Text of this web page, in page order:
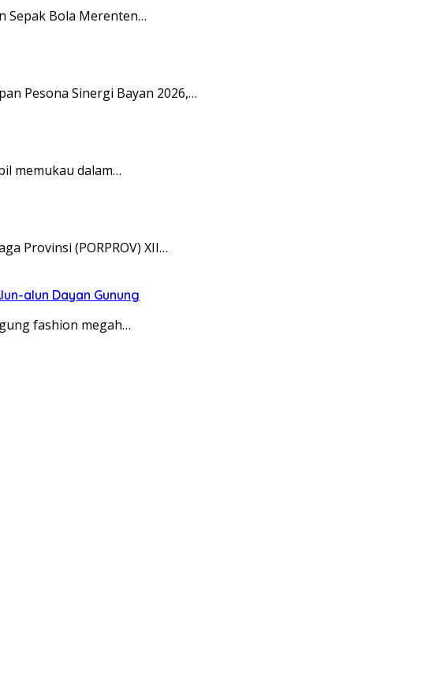
Sepak Bola Merenten…
Pesona Sinergi Bayan 2026,…
memukau dalam…
Provinsi (PORPROV) XII…
alun Dayan Gunung
fashion megah…